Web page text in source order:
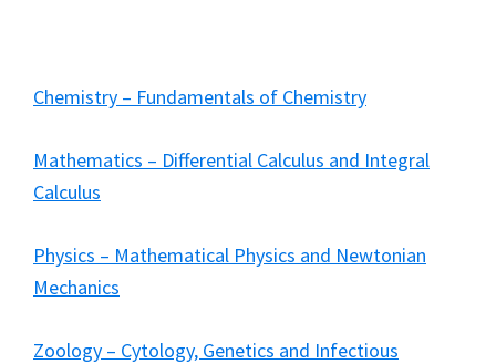
Chemistry – Fundamentals of Chemistry
Mathematics – Differential Calculus and Integral
Calculus
Physics – Mathematical Physics and Newtonian
Mechanics
Zoology – Cytology, Genetics and Infectious